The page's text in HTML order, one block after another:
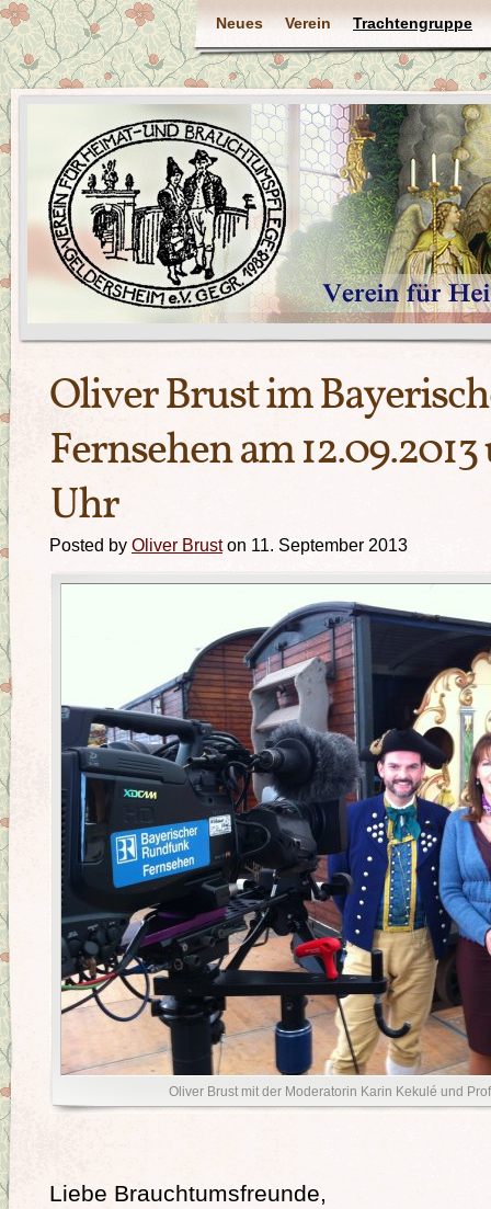
Neues Verein Trachtengruppe
Oliver Brust im
Fernsehen am
Uhr
Posted by Oliver Bruston 11. September 2013
Oliver Brust mit der Moderatorin Karin Kekulé und
Liebe Brauchtumsfreunde,